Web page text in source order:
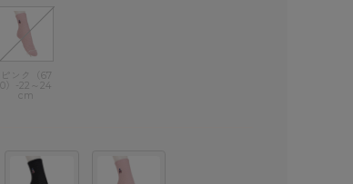
ピンク（67
0）-22～24
cm